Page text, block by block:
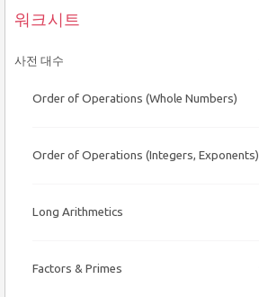
워크시트
사전 대수
Order of Operations (Whole Numbers)
Order of Operations (Integers, Exponents)
Long Arithmetics
Factors & Primes